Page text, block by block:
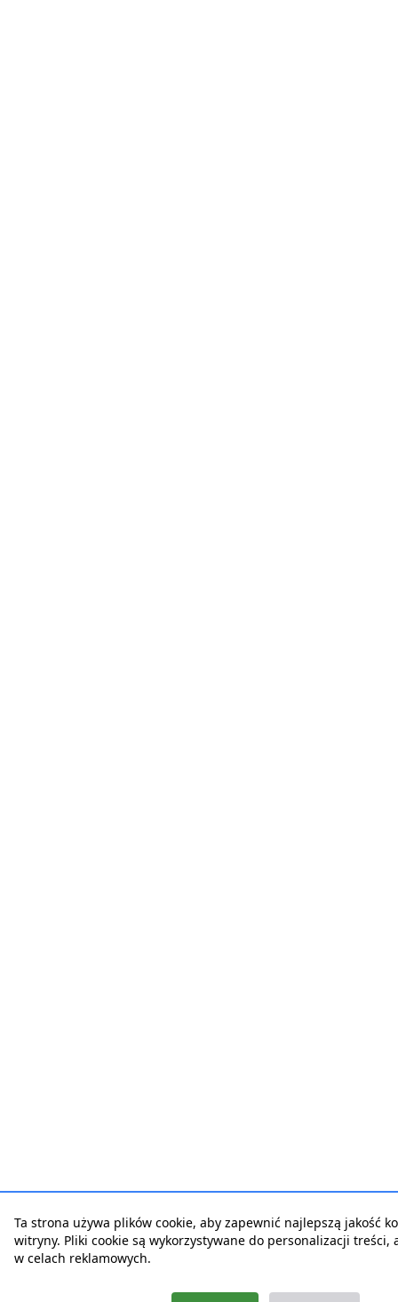
Ta strona używa plików cookie, aby zapewnić najlepszą jakość
witryny. Pliki cookie są wykorzystywane do personalizacji treści,
w celach reklamowych.